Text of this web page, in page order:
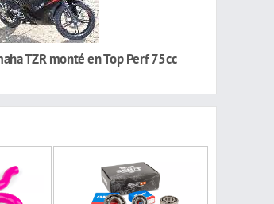
TZR monté en Top Perf 75cc